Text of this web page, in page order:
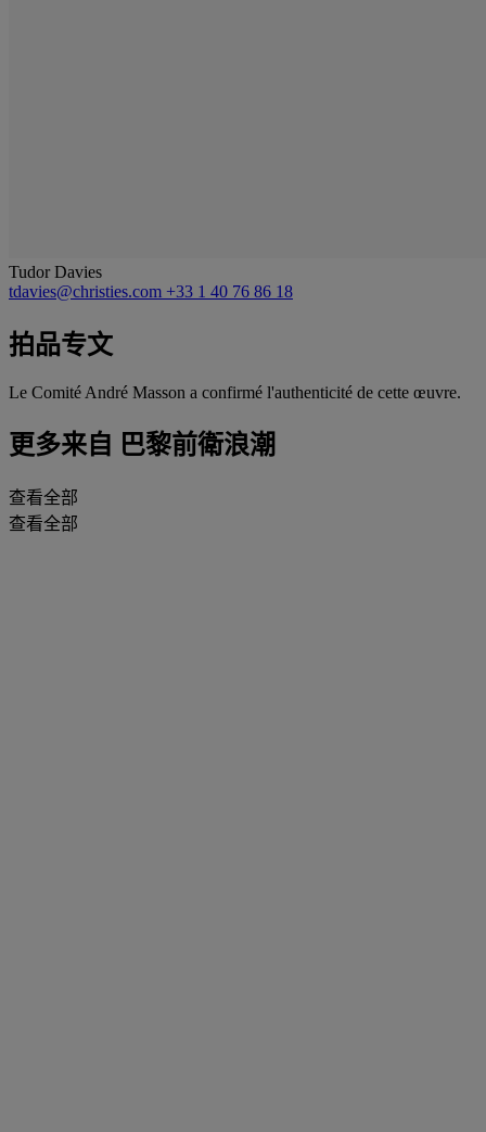
Tudor Davies
tdavies@christies.com +33 1 40 76 86 18
拍品专文
Le Comité André Masson a confirmé l'authenticité de cette œuvre.
更多来自 巴黎前衛浪潮
查看全部
查看全部